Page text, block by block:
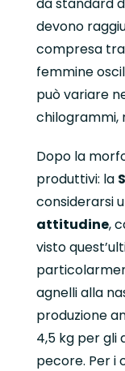
da standard
devono
compresa
femmine
può variare
chilogrammi,
Dopo la
produttivi: la
considerarsi
attitudine,
visto
agnelli alla
produzione
4,5 kg per gli
pecore. Per i